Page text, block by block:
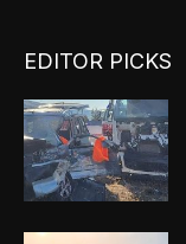
EDITOR PICKS